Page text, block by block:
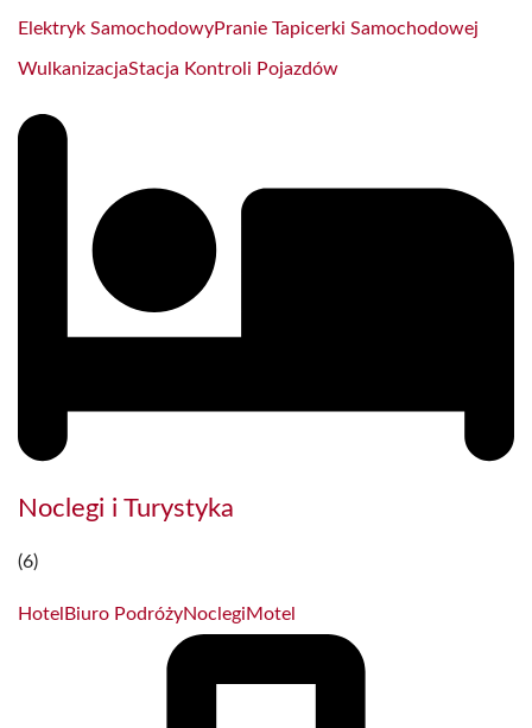
Elektryk SamochodowyPranie Tapicerki Samochodowej
WulkanizacjaStacja Kontroli Pojazdów
Noclegi i Turystyka
(6)
Hotel Biuro PodróżyNoclegiMotel